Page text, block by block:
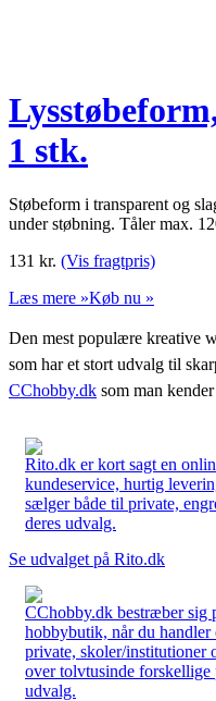
1 stk.
Støbeform i transparent og
under støbning. Tåler max.
131 kr. (Vis fragtpris)
Læs mere »Køb nu »
Den mest populære kreative
som har et stort udvalg til
CChobby.dk som man
Rito.dk er kort sagt en
kundeservice, hurtig
sælger både til private,
deres udvalg.
Se udvalget på Rito.dk
CChobby.dk bestræber sig
hobbybutik, når du
private, skoler/institutioner
over tolvtusinde
udvalg.